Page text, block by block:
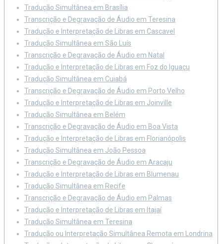
Tradução Simultânea em Brasília
Transcrição e Degravação de Áudio em Teresina
Tradução e Interpretação de Libras em Cascavel
Tradução Simultânea em São Luís
Transcrição e Degravação de Áudio em Natal
Tradução e Interpretação de Libras em Foz do Iguaçu
Tradução Simultânea em Cuiabá
Transcrição e Degravação de Áudio em Porto Velho
Tradução e Interpretação de Libras em Joinville
Tradução Simultânea em Belém
Transcrição e Degravação de Áudio em Boa Vista
Tradução e Interpretação de Libras em Florianópolis
Tradução Simultânea em João Pessoa
Transcrição e Degravação de Áudio em Aracaju
Tradução e Interpretação de Libras em Blumenau
Tradução Simultânea em Recife
Transcrição e Degravação de Áudio em Palmas
Tradução e Interpretação de Libras em Itajaí
Tradução Simultânea em Teresina
Tradução ou Interpretação Simultânea Remota em Londrina